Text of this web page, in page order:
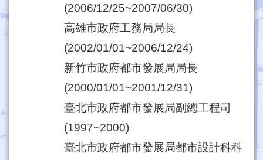
(2006/12/25~2007/06/30)
高雄市政府工務局局長
(2002/01/01~2006/12/24)
新竹市政府都市發展局局長
(2000/01/01~2001/12/31)
臺北市政府都市發展局副總工程司
(1997~2000)
臺北市政府都市發展局都市設計科科